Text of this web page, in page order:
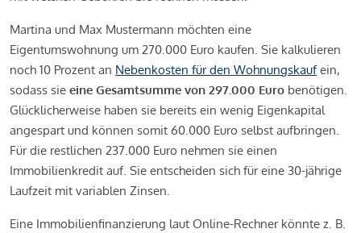
Martina und Max Mustermann möchten eine
Eigentumswohnung um 270.000 Euro kaufen. Sie kalkulieren
noch 10 Prozent an Nebenkosten für den Wohnungskaufein,
sodass sie eine Gesamtsumme von 297.000 Euro benötigen.
Glücklicherweise haben sie bereits ein wenig Eigenkapital
angespart und können somit 60.000 Euro selbst aufbringen.
Für die restlichen 237.000 Euro nehmen sie einen
Immobilienkredit auf. Sie entscheiden sich für eine 30-jährige
Laufzeit mit variablen Zinsen.
Eine Immobilienfinanzierung laut Online-Rechner könnte z. B.